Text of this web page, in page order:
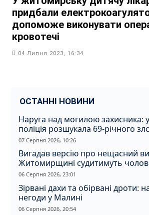
придбали
допоможе виконувати
кровотечі
04 Липня 2023, 16:34
ОСТАННІ НОВИНИ
Наруга над могилою захисника: у
поліція розшукала 69-річного
07 Серпня 2026, 10:26
Вигадав версію про нещасний
Житомирщині судитимуть
вбивство співмешканки
06 Серпня 2026, 23:01
Зірвані дахи та обірвані дроти:
негоди у Малині
06 Серпня 2026, 20:54